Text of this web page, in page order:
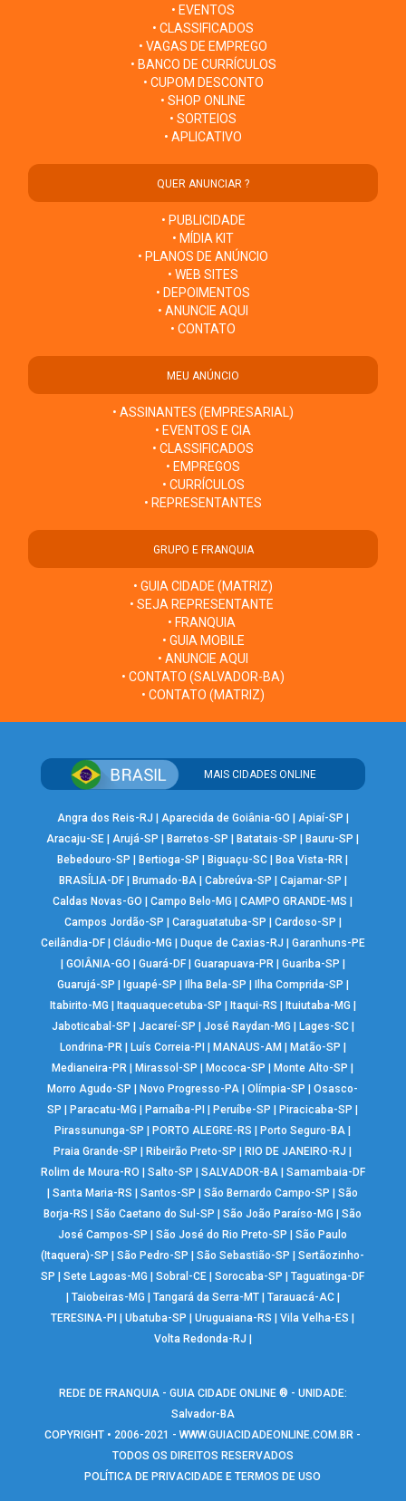
• EVENTOS
• CLASSIFICADOS
• VAGAS DE EMPREGO
• BANCO DE CURRÍCULOS
• CUPOM DESCONTO
• SHOP ONLINE
• SORTEIOS
• APLICATIVO
QUER ANUNCIAR ?
• PUBLICIDADE
• MÍDIA KIT
• PLANOS DE ANÚNCIO
• WEB SITES
• DEPOIMENTOS
• ANUNCIE AQUI
• CONTATO
MEU ANÚNCIO
• ASSINANTES (EMPRESARIAL)
• EVENTOS E CIA
• CLASSIFICADOS
• EMPREGOS
• CURRÍCULOS
• REPRESENTANTES
GRUPO E FRANQUIA
• GUIA CIDADE (MATRIZ)
• SEJA REPRESENTANTE
• FRANQUIA
• GUIA MOBILE
• ANUNCIE AQUI
• CONTATO (SALVADOR-BA)
• CONTATO (MATRIZ)
MAIS CIDADES ONLINE
Angra dos Reis-RJ Aparecida de Goiânia-GO Apiaí-SP
Aracaju-SE |Arujá-SP Barretos-SP Batatais-SP Bauru-SP
Bebedouro-SP
Bertioga-SP Biguaçu-SC Boa Vista-RR
BRASÍLIA-DF| Brumado-BA| Cabreúva-SP Cajamar-SP
Caldas Novas-GO
|Campo Belo-MG |CAMPO GRANDE-MS
Campos Jordão-SP
Caraguatatuba-SP Cardoso-SP
Ceilândia-DF| Cláudio-MG Duque de Caxias-RJ
Garanhuns-PE
GOIÂNIA-GO Guará-DF| Guarapuava-PR| Guariba-SP
Guarujá-SP
Iguapé-SP Ilha Bela-SP Ilha Comprida-SP
Itabirito-MG
Itaquaquecetuba-SP Itaqui-RS Ituiutaba-MG
Jaboticabal-SP
Jacareí-SP José Raydan-MG Lages-SC|
Londrina-PR| Luís Correia-PI MANAUS-AM Matão-SP
Medianeira-PR
Mirassol-SP Mococa-SP Monte Alto-SP
Morro Agudo-SP
Novo Progresso-PA |Olímpia-SP |Osasco-
SP
Paracatu-MG Parnaíba-PI Peruíbe-SP Piracicaba-SP
Pirassununga-SP
PORTO ALEGRE-RS Porto Seguro-BA
Praia Grande-SP
Ribeirão Preto-SP RIO DE JANEIRO-RJ
Rolim de Moura-RO
Salto-SP SALVADOR-BA| Samambaia-DF
|Santa Maria-RS |Santos-SP |São Bernardo Campo-SP |São
Borja-RS
|São Caetano do Sul-SP |São João Paraíso-MG |São
José Campos-SP
|São José do Rio Preto-SP |São Paulo
(Itaquera)-SP
|São Pedro-SP |São Sebastião-SP |Sertãozinho-
SP
|Sete Lagoas-MG |Sobral-CE |Sorocaba-SP |Taguatinga-DF
Taiobeiras-MG Tangará da Serra-MT| Tarauacá-AC|
TERESINA-PI
|Ubatuba-SP |Uruguaiana-RS |Vila Velha-ES
Volta Redonda-RJ
REDE DE FRANQUIA - GUIA CIDADE ONLINE ® - UNIDADE:
Salvador-BA
COPYRIGHT • 2006-2021 -WWW.GUIACIDADEONLINE.COM.BR -
TODOS OS DIREITOS RESERVADOS
POLÍTICA DE PRIVACIDADE E TERMOS DE USO